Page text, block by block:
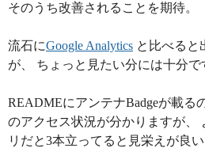
そのうち改善されることを期待。
流石にGoogle Analytics と比べると
が、 ちょっと見たい分には十分で
READMEにアンテナBadgeが載る
のアクセス状況が分かりますが、
リだと3本立ってると見栄えが良